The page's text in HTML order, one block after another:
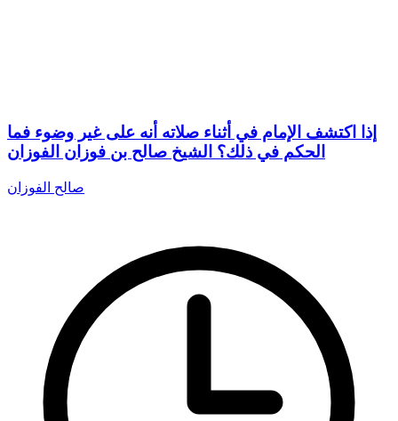
إذا اكتشف الإمام في أثناء صلاته أنه على غير وضوء فما
الحكم في ذلك؟ الشيخ صالح بن فوزان الفوزان
صالح الفوزان